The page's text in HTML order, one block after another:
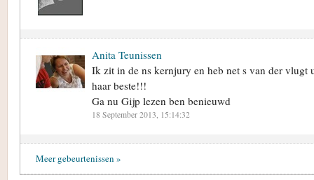
Anita Teunissen
Ik zit in de ns kernjury en heb net s van der vlugt
haar beste!!!
Ga nu Gijp lezen ben benieuwd
18 September 2013, 15:14:32
Meer gebeurtenissen »